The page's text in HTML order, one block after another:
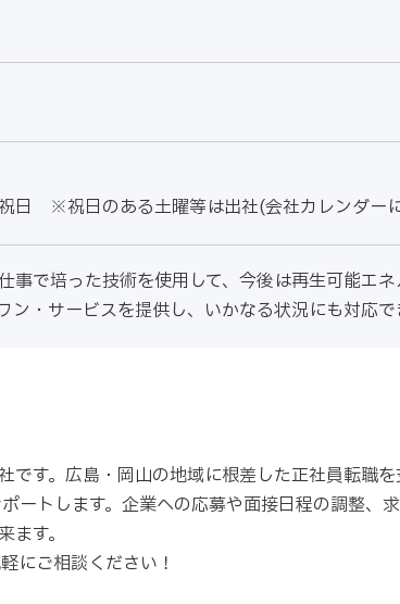
日 ※祝日のある土曜等は出社(会社カレンダー
事で培った技術を使用して、今後は再生可能エ
ン・サービスを提供し、いかなる状況にも対応
です。広島・岡山の地域に根差した正社員転職
ートします。企業への応募や面接日程の調整、
す。
にご相談ください！